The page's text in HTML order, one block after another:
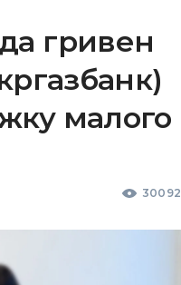
гривен
малого
30092